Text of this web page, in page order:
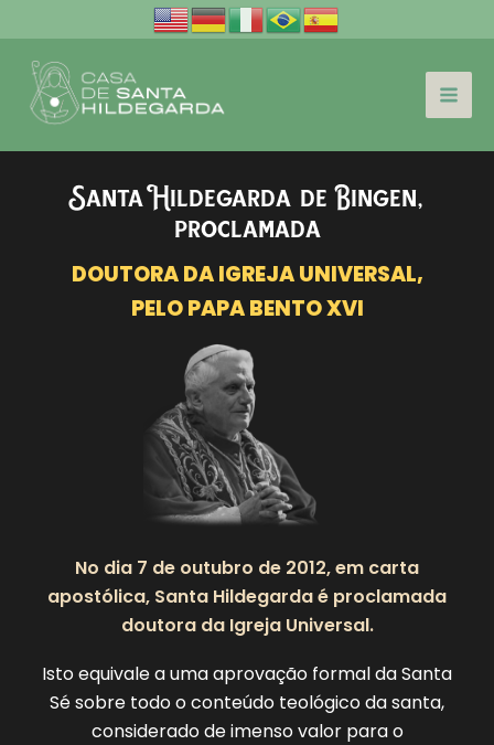
para
conteúdo
Santa Hildegarda de Bingen,
proclamada
DOUTORA DA IGREJA UNIVERSAL,
PELO PAPA BENTO XVI
No dia 7 de outubro de 2012, em carta
apostólica, Santa Hildegarda é proclamada
doutora da Igreja Universal.
Isto equivale a uma aprovação formal da Santa
Sé sobre todo o conteúdo teológico da santa,
considerado de imenso valor para o